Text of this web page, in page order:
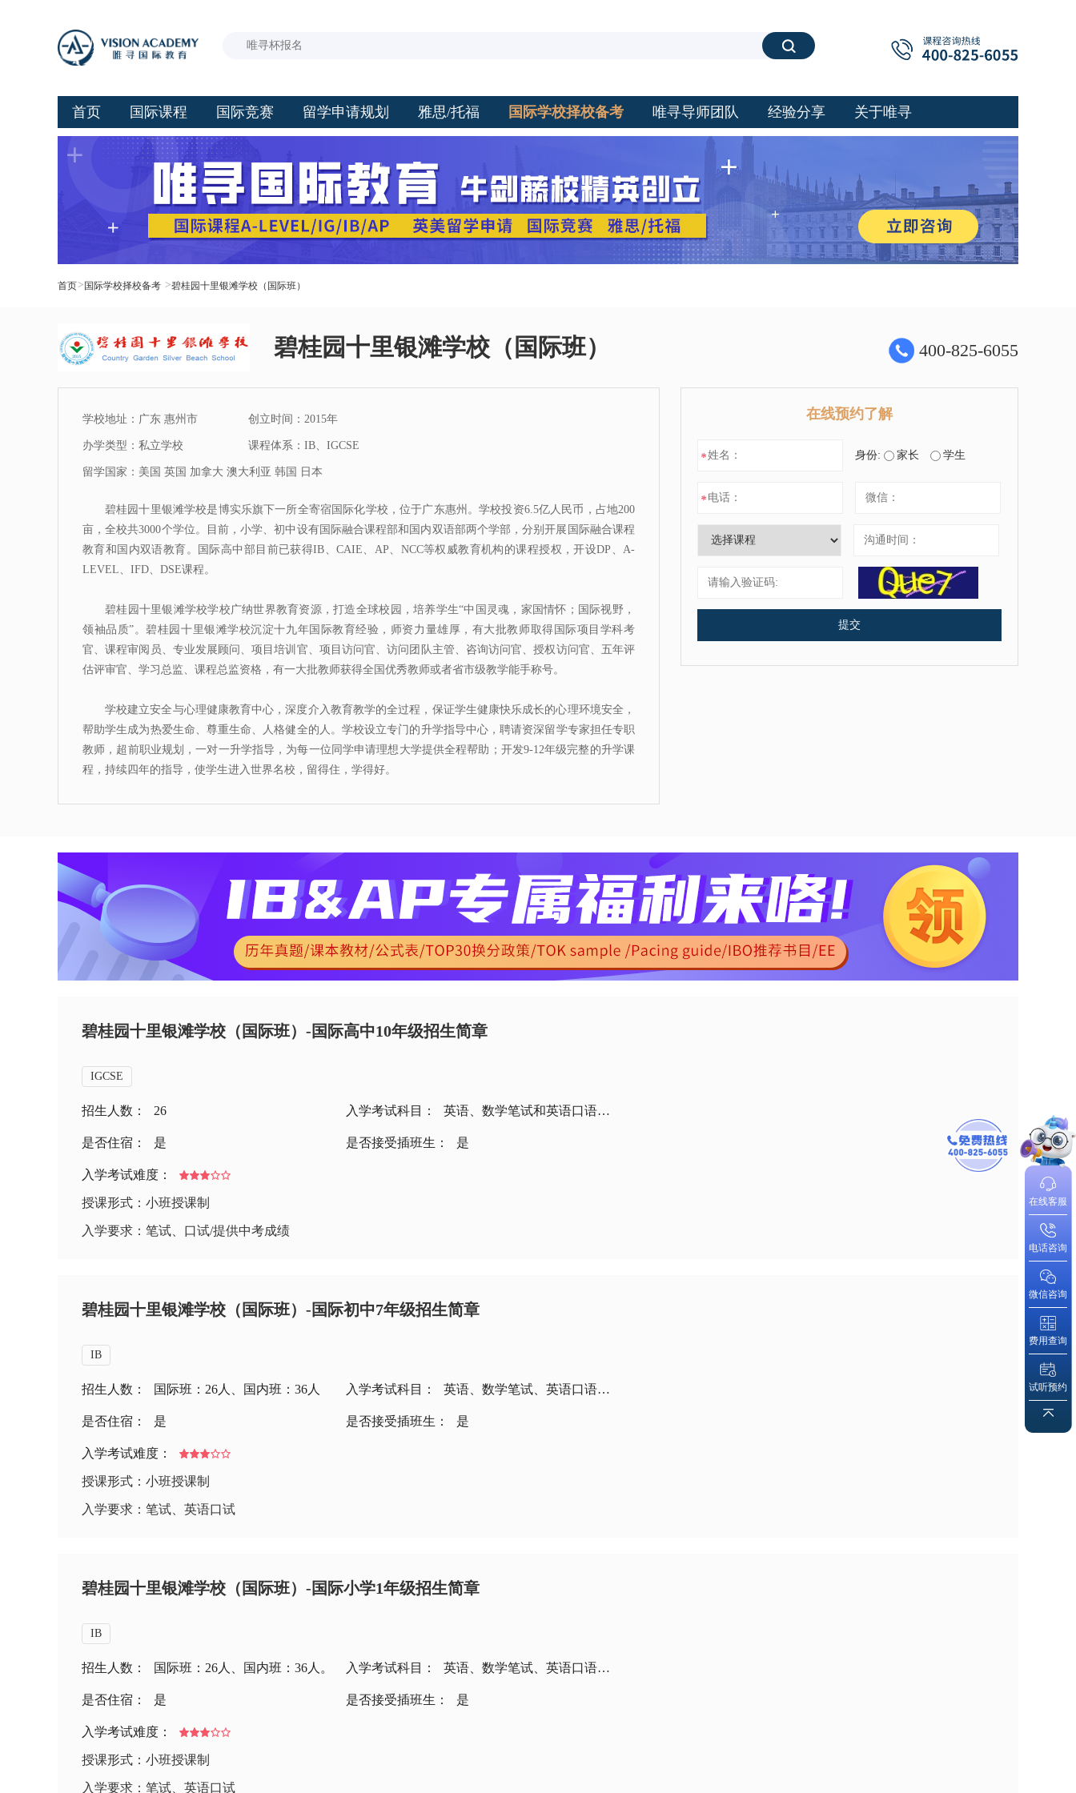
搜索
首页 国际课程 国际竞赛 留学申请规划 雅思/托福 国际学校择校备考 唯寻导师团队 经验分享 关于唯寻
首页> 国际学校择校备考 >碧桂园十里银滩学校（国际班）
碧桂园十里银滩学校（国际班） 400-825-6055
学校地址：广东 惠州市 创立时间：2015年
办学类型：私立学校 课程体系：IB、IGCSE
留学国家：美国 英国 加拿大 澳大利亚 韩国 日本
碧桂园十里银滩学校是博实乐旗下一所全寄宿国际化学校，位于广东惠州。学校投资6.5亿人民币，占地200
亩，全校共3000个学位。目前，小学、初中设有国际融合课程部和国内双语部两个学部，分别开展国际融合课程
教育和国内双语教育。国际高中部目前已获得IB、CAIE、AP、NCC等权威教育机构的课程授权，开设DP、A-
LEVEL、IFD、DSE课程。
碧桂园十里银滩学校学校广纳世界教育资源，打造全球校园，培养学生“中国灵魂，家国情怀；国际视野，
领袖品质”。碧桂园十里银滩学校沉淀十九年国际教育经验，师资力量雄厚，有大批教师取得国际项目学科考
官、课程审阅员、专业发展顾问、项目培训官、项目访问官、访问团队主管、咨询访问官、授权访问官、五年评
估评审官、学习总监、课程总监资格，有一大批教师获得全国优秀教师或者省市级教学能手称号。
学校建立安全与心理健康教育中心，深度介入教育教学的全过程，保证学生健康快乐成长的心理环境安全，
帮助学生成为热爱生命、尊重生命、人格健全的人。 学校设立专门的升学指导中心，聘请资深留学专家担任专职
教师，超前职业规划，一对一升学指导，为每一位同学申请理想大学提供全程帮助；开发9-12年级完整的升学课
程，持续四年的指导，使学生进入世界名校，留得住，学得好。
在线预约了解
* 身份: 家长 学生
*
提交
碧桂园十里银滩学校（国际班）-国际高中10年级招生简章
IGCSE
招生人数： 26 入学考试科目： 英语、数学笔试和英语口语面试
是否住宿： 是 是否接受插班生： 是
入学考试难度：
授课形式：小班授课制
入学要求：笔试、口试/提供中考成绩
碧桂园十里银滩学校（国际班）-国际初中7年级招生简章
IB
招生人数： 国际班：26人、国内班：36人 入学考试科目： 英语、数学笔试、英语口语面试
是否住宿： 是 是否接受插班生： 是
入学考试难度：
授课形式：小班授课制
入学要求：笔试、英语口试
碧桂园十里银滩学校（国际班）-国际小学1年级招生简章
IB
招生人数： 国际班：26人、国内班：36人。 入学考试科目： 英语、数学笔试、英语口语面试
是否住宿： 是 是否接受插班生： 是
入学考试难度：
授课形式：小班授课制
入学要求：笔试、英语口试
在线客服
电话咨询
微信咨询
费用查询
试听预约